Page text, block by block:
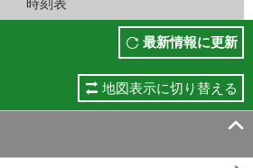
時刻表
最新情報に更新
地図表示に切り替える
